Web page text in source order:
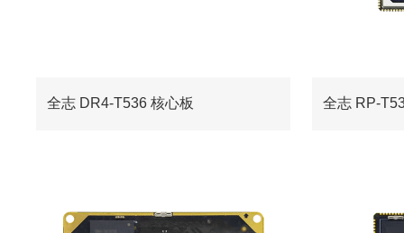
全志 DR4-T536 核心板 全志 RP-